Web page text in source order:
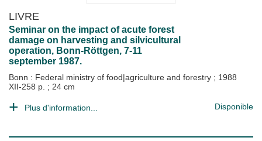
LIVRE
Seminar on the impact of acute forest
damage on harvesting and silvicultural
operation, Bonn-Röttgen, 7-11
september 1987.
Bonn : Federal ministry of food|agriculture and forestry ; 1988
XII-258 p. ; 24 cm
Plus d'information... Disponible